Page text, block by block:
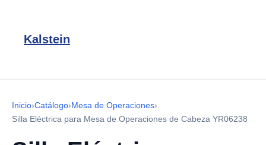
Kalstein
Inicio›Catálogo›Mesa de Operaciones›
Silla Eléctrica para Mesa de Operaciones de Cabeza YR06238